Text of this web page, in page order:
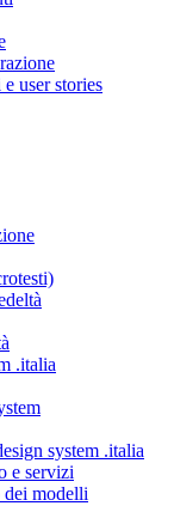
user stories
.italia
system .italia
e servizi
dei modelli